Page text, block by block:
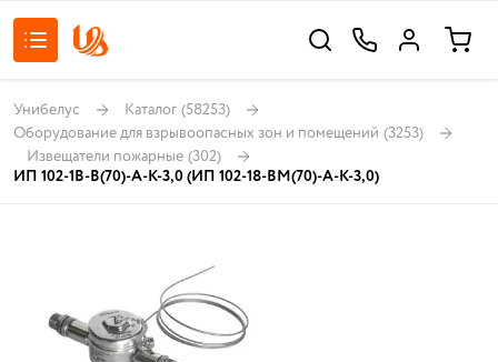
Унибелус Каталог (58253)
Оборудование для взрывоопасных зон и помещений (3253)
Извещатели пожарные (302)
ИП 102-1В-В(70)-А-К-3,0 (ИП 102-18-ВМ(70)-А-К-3,0)